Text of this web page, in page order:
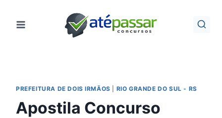
para
PREFEITURA DE DOIS IRMÃOS RIO GRANDE DO SUL - RS
Apostila Concurso